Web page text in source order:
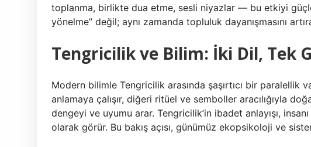
toplanma, birlikte dua etme, sesli niyazlar — bu etkiyi
yönelme” değil; aynı zamanda topluluk dayanışmasını
Tengricilik ve Bilim: İki Dil, Tek
Modern bilimle Tengricilik arasında şaşırtıcı bir paralellik
anlamaya çalışır, diğeri ritüel ve semboller aracılığıyla
dengeyi ve uyumu arar. Tengricilik’in ibadet anlayışı,
olarak görür. Bu bakış açısı, günümüz ekopsikoloji ve